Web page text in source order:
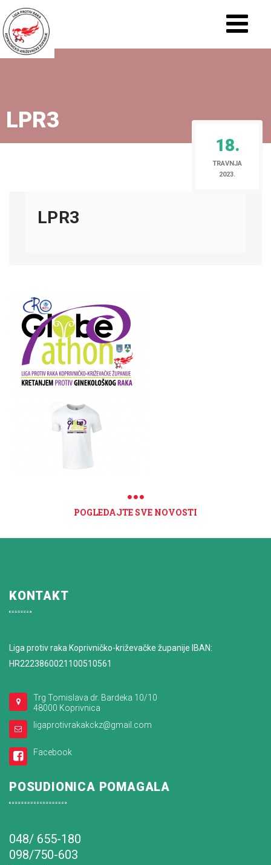
LPR3
18.
TRAVNJA
2023.
LPR3
POGLEDAJTE SVE NOVOSTI
KONTAKT
Liga protiv raka Koprivničko-križevačke županije IBAN:
HR2223860021100510561
Trg Tomislava dr. Bardeka 10/10
48000 Koprivnica
ligaprotivrakakckz@gmail.com
Facebook
POSUDIONICA POMAGALA
048/ 655-180
098/750-603